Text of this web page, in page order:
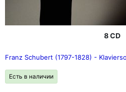
8 CD
Franz Schubert (1797-1828) -
Есть в наличии